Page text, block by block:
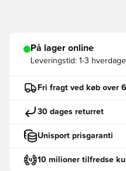
På lager online
Leveringstid: 1-3 hverdage
Fri fragt ved køb over
30 dages returret
Unisport prisgaranti
10 milioner tilfredse